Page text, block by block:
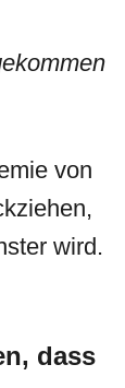
von
wird.
dass